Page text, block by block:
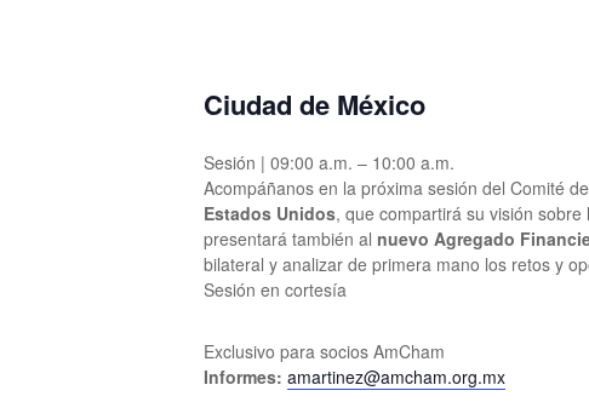
Ciudad de México
Sesión | 09:00 a.m. – 10:00 a.m.
Acompáñanos en la próxima sesión del Comité
Estados Unidos, que compartirá su visión
presentará también al nuevo Agregado
bilateral y analizar de primera mano los retos y
Sesión en cortesía
Exclusivo para socios AmCham
Informes: amartinez@amcham.org.mx